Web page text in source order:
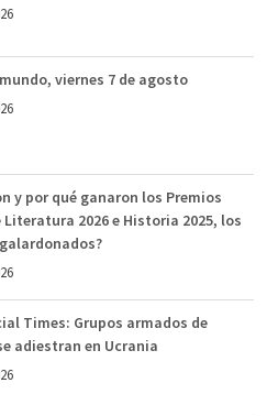
viernes 7 de agosto
y por qué ganaron los Premios
Literatura 2026 e Historia 2025, los
Times: Grupos armados de
adiestran en Ucrania